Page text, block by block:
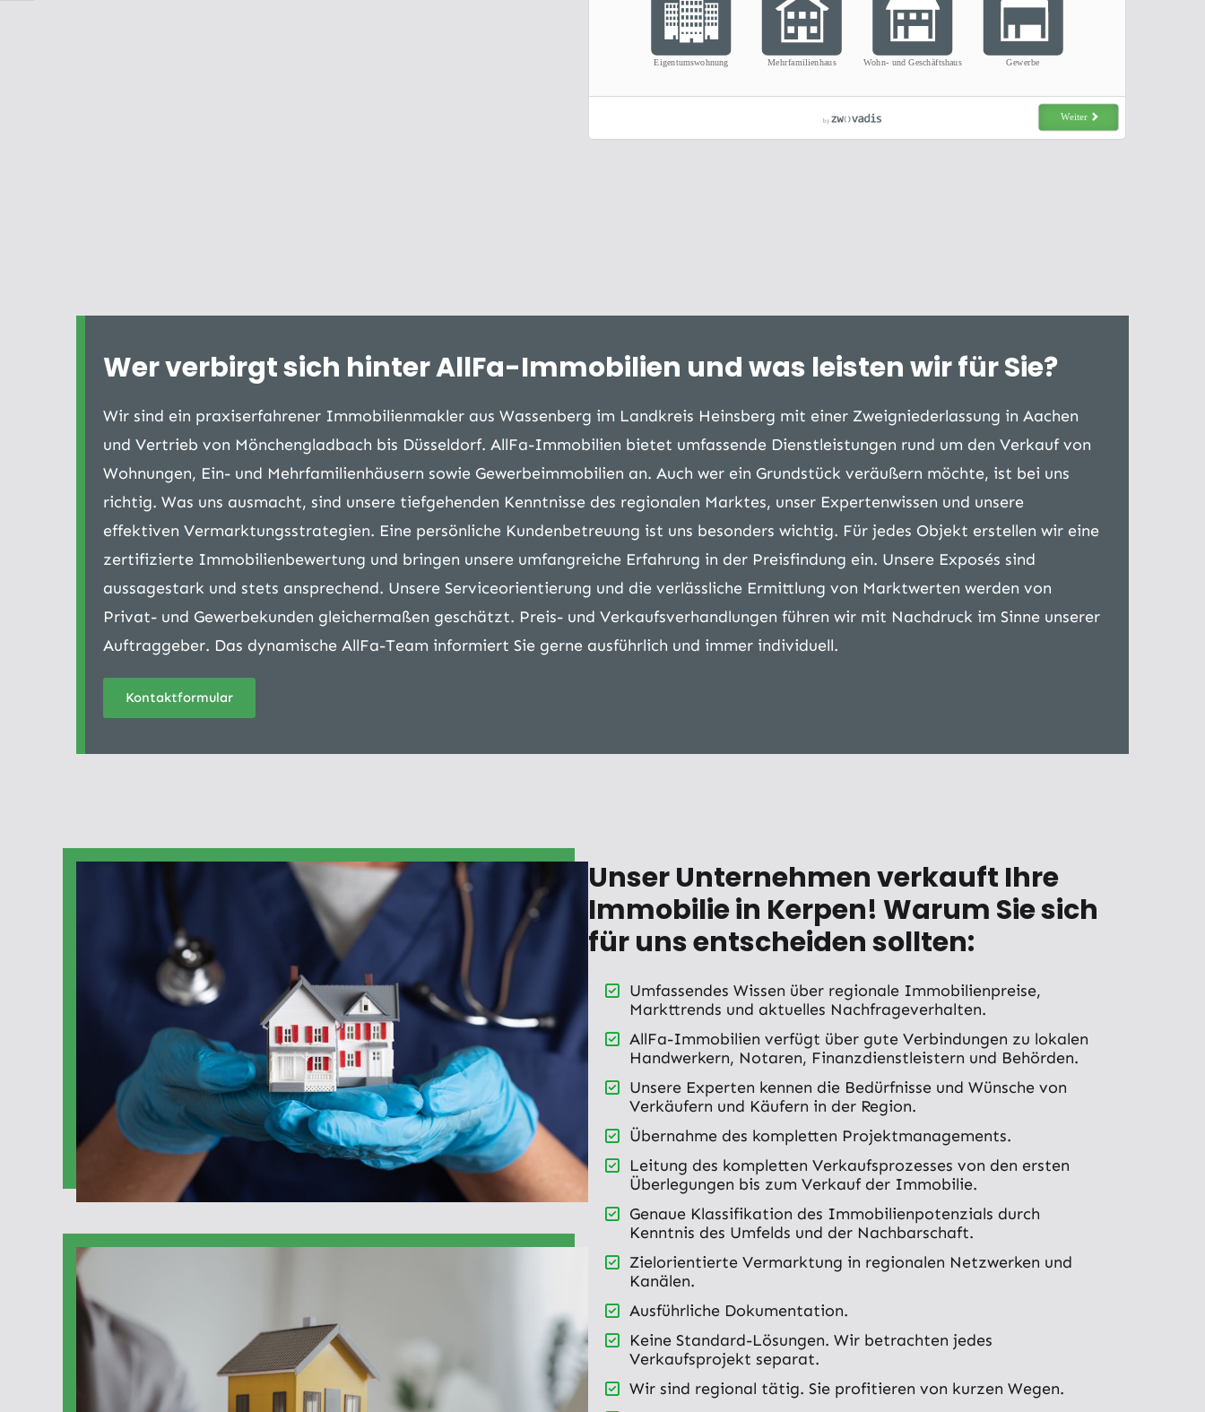
Wer verbirgt sich hinter AllFa-Immobilien und was leisten wir für Sie?
Wir sind ein praxiserfahrener Immobilienmakler aus Wassenberg im Landkreis Heinsberg mit einer Zweigniederlassung in Aachen
und Vertrieb von Mönchengladbach bis Düsseldorf. AllFa-Immobilien bietet umfassende Dienstleistungen rund um den Verkauf von
Wohnungen, Ein- und Mehrfamilienhäusern sowie Gewerbeimmobilien an. Auch wer ein Grundstück veräußern möchte, ist bei uns
richtig. Was uns ausmacht, sind unsere tiefgehenden Kenntnisse des regionalen Marktes, unser Expertenwissen und unsere
effektiven Vermarktungsstrategien. Eine persönliche Kundenbetreuung ist uns besonders wichtig. Für jedes Objekt erstellen wir eine
zertifizierte Immobilienbewertung und bringen unsere umfangreiche Erfahrung in der Preisfindung ein. Unsere Exposés sind
aussagestark und stets ansprechend. Unsere Serviceorientierung und die verlässliche Ermittlung von Marktwerten werden von
Privat- und Gewerbekunden gleichermaßen geschätzt. Preis- und Verkaufsverhandlungen führen wir mit Nachdruck im Sinne unserer
Auftraggeber. Das dynamische AllFa-Team informiert Sie gerne ausführlich und immer individuell.
Kontaktformular
Unser Unternehmen verkauft Ihre
Immobilie in Kerpen! Warum Sie sich
für uns entscheiden sollten:
Umfassendes Wissen über regionale Immobilienpreise,
Markttrends und aktuelles Nachfrageverhalten.
AllFa-Immobilien verfügt über gute Verbindungen zu lokalen
Handwerkern, Notaren, Finanzdienstleistern und Behörden.
Unsere Experten kennen die Bedürfnisse und Wünsche von
Verkäufern und Käufern in der Region.
Übernahme des kompletten Projektmanagements.
Leitung des kompletten Verkaufsprozesses von den ersten
Überlegungen bis zum Verkauf der Immobilie.
Genaue Klassifikation des Immobilienpotenzials durch
Kenntnis des Umfelds und der Nachbarschaft.
Zielorientierte Vermarktung in regionalen Netzwerken und
Kanälen.
Ausführliche Dokumentation.
Keine Standard-Lösungen. Wir betrachten jedes
Verkaufsprojekt separat.
Wir sind regional tätig. Sie profitieren von kurzen Wegen.